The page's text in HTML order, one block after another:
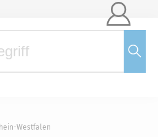

Westfalen